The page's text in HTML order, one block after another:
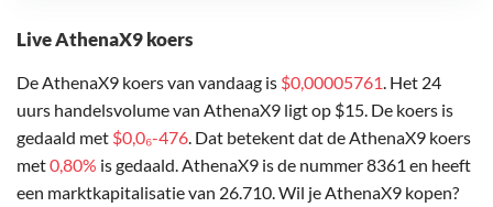
Live AthenaX9 koers
De AthenaX9 koers van vandaag is $0,00005761. Het 24
uurs handelsvolume van AthenaX9 ligt op $15. De koers is
gedaald met $0,0₆-476. Dat betekent dat de AthenaX9 koers
met0,80% is gedaald. AthenaX9 is de nummer 8361 en heeft
een marktkapitalisatie van 26.710. Wil je AthenaX9 kopen?